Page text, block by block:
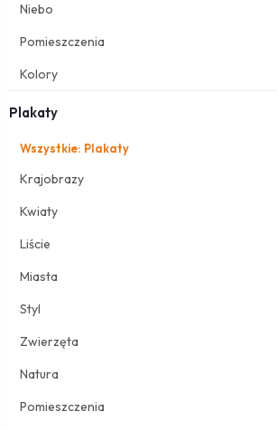
Niebo
Pomieszczenia
Kolory
Plakaty
Wszystkie: Plakaty
Krajobrazy
Kwiaty
Liście
Miasta
Styl
Zwierzęta
Natura
Pomieszczenia